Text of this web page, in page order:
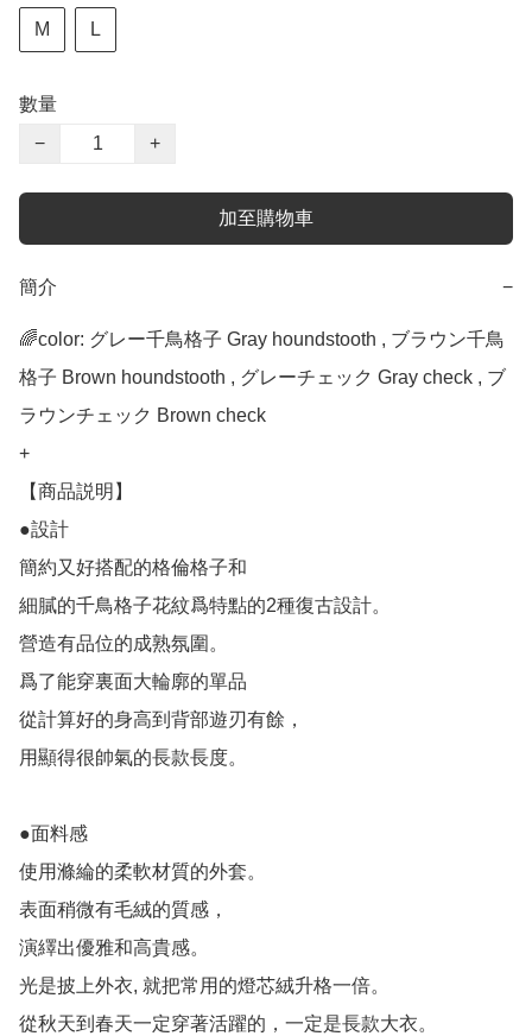
M L
數量
−
+
加至購物車
簡介 −
🌈color: グレー千鳥格子 Gray houndstooth , ブラウン千鳥
格子 Brown houndstooth , グレーチェック Gray check , ブ
ラウンチェック Brown check
+
【商品説明】
●設計
簡約又好搭配的格倫格子和
細膩的千鳥格子花紋爲特點的2種復古設計。
營造有品位的成熟氛圍。
爲了能穿裏面大輪廓的單品
從計算好的身高到背部遊刃有餘，
用顯得很帥氣的長款長度。
●面料感
使用滌綸的柔軟材質的外套。
表面稍微有毛絨的質感，
演繹出優雅和高貴感。
光是披上外衣, 就把常用的燈芯絨升格一倍。
從秋天到春天一定穿著活躍的，一定是長款大衣。